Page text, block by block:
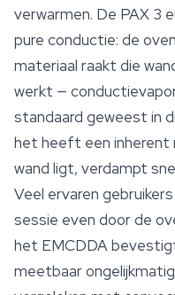
verwarmen. De PAX 3
pure conductie: de
materiaal raakt die
werkt —
standaard geweest in
het heeft een inherent
wand ligt, verdampt
Veel ervaren
sessie even door de
het EMCDDA
meetbaar